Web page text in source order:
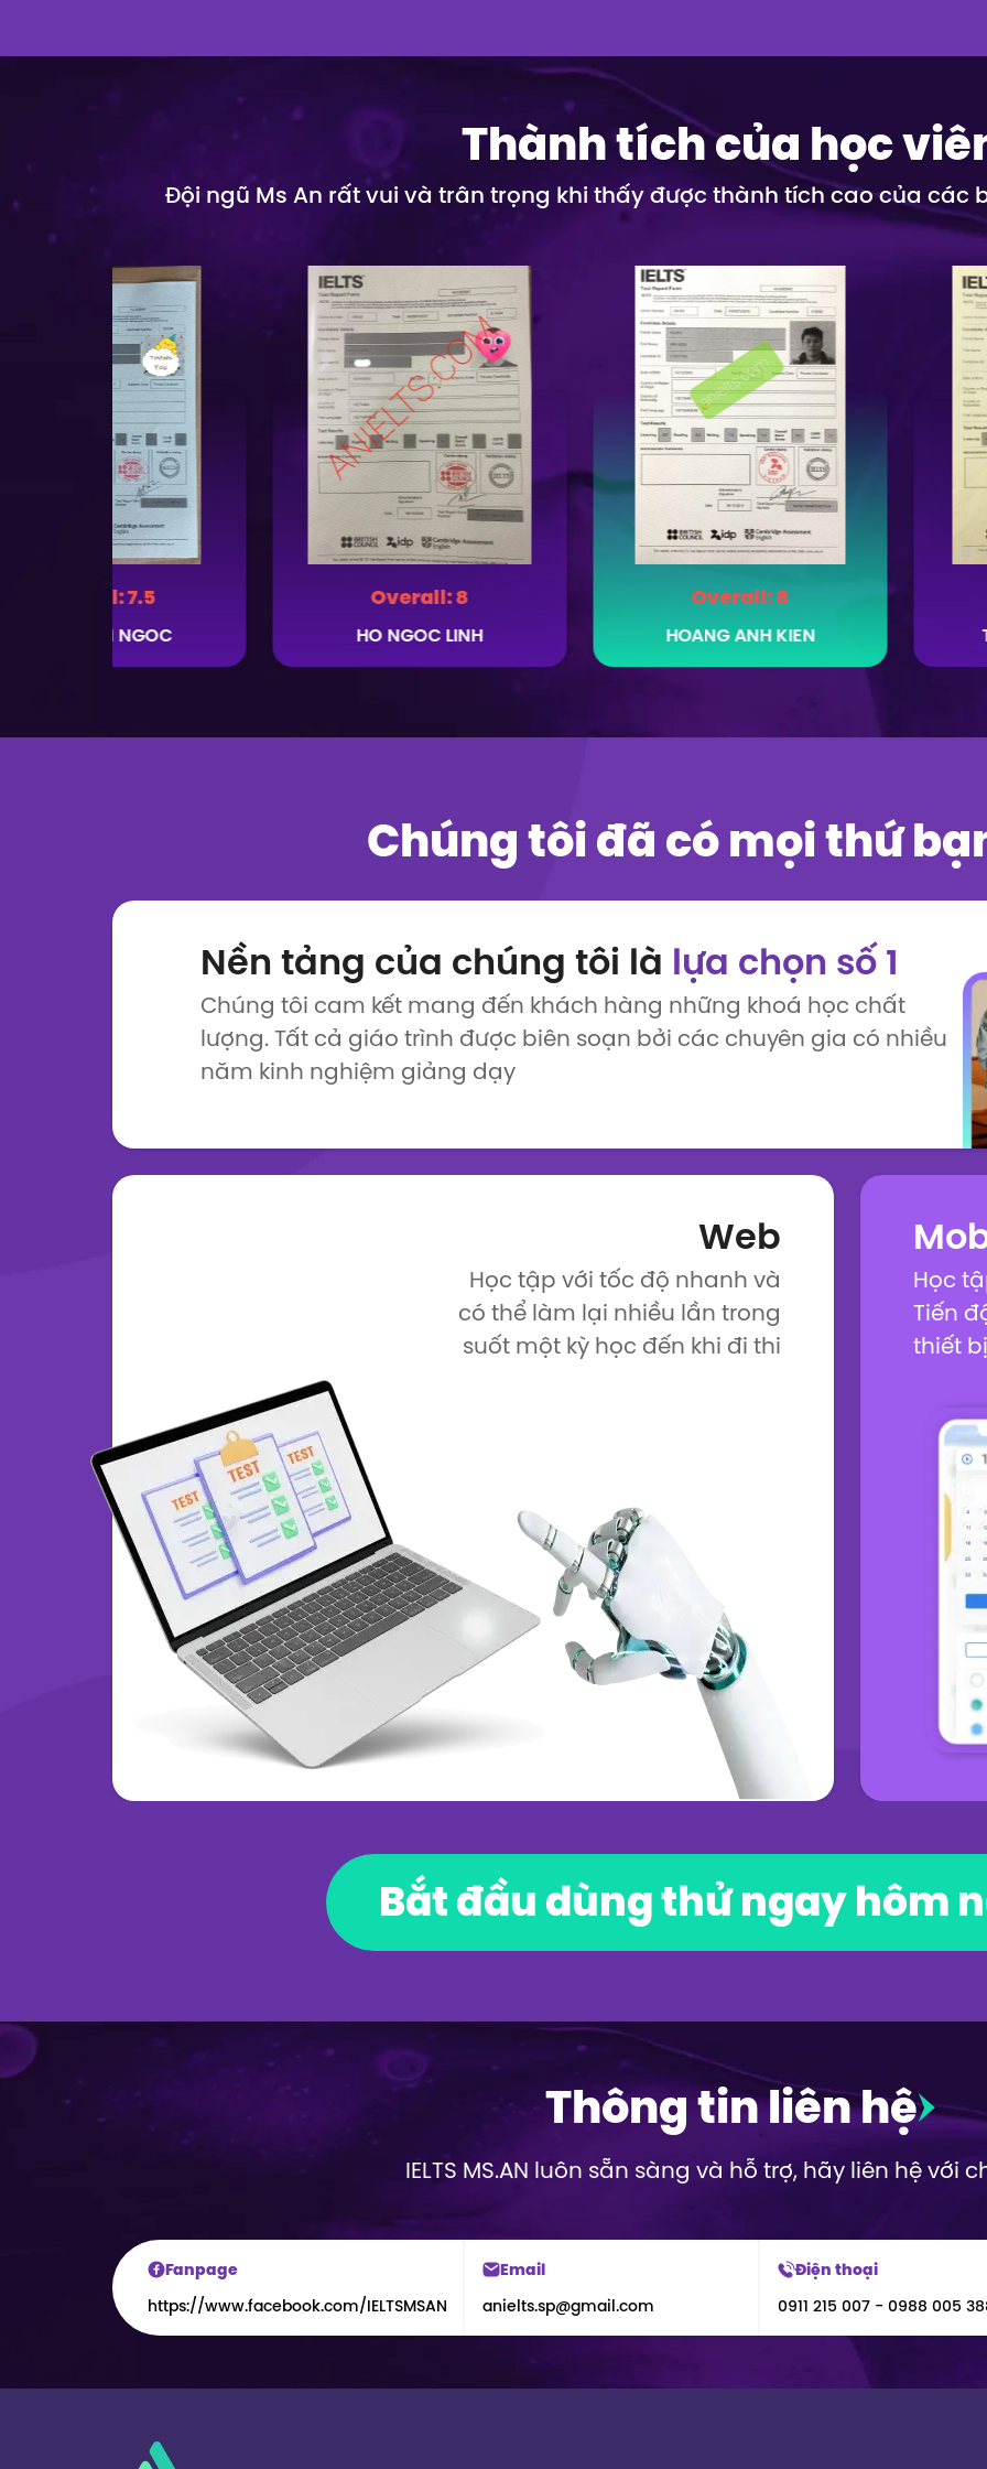
Thành tích của học
Đội ngũ Ms An rất vui và trân trọng khi thấy được thành tích cao của các
Overall:7.5
HO THI AN NGOC
Overall:8
HO NGOC LINH
Overall:8
HOANG ANH KIEN
Chúng tôi đã có mọi thứ
Nền tảng của chúng tôi là lựa chọn số 1
Chúng tôi cam kết mang đến khách hàng những khoá học chất
lượng. Tất cả giáo trình được biên soạn bởi các chuyên gia có nhiều
năm kinh nghiệm giảng dạy
Web
Học tập với tốc độ nhanh và
có thể làm lại nhiều lần trong
suốt một kỳ học đến khi đi thi
Học
Tiến
thiết bị
Bắt đầu dùng thử ngay hôm
Thông tin liên hệ
IELTS MS.AN luôn sẵn sàng và hỗ trợ, hãy liên hệ với
Fanpage
https://www.facebook.com/IELTSMSAN
Email
anielts.sp@gmail.com
Điện thoại
0911 215 007 - 0988 005